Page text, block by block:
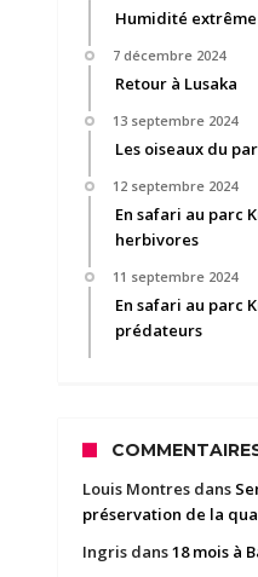
Humidité extrême
7 décembre 2024
Retour à Lusaka
13 septembre 2024
Les oiseaux du
12 septembre 2024
En safari au parc
herbivores
11 septembre 2024
En safari au parc
prédateurs
Louis Montres dans
préservation de la
Ingris dans18 mois à